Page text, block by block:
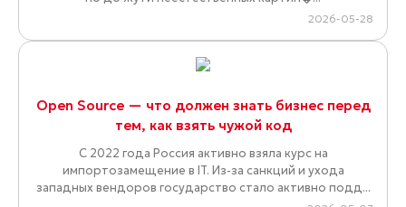
2026-05-28
Open Source — что должен знать бизнес перед
тем, как взять чужой код
С 2022 года Россия активно взяла курс на
импортозамещение в IT. Из-за санкций и ухода
западных вендоров государство стало активно подд...